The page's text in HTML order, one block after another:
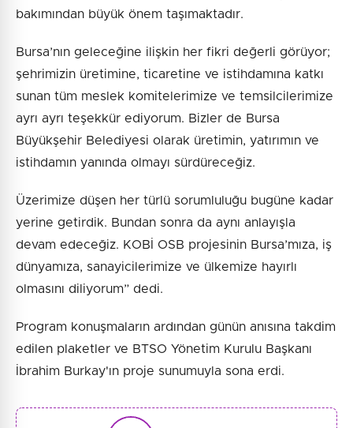
bakımından büyük önem taşımaktadır.
Bursa’nın geleceğine ilişkin her fikri değerli görüyor;
şehrimizin üretimine, ticaretine ve istihdamına katkı
sunan tüm meslek komitelerimize ve temsilcilerimize
ayrı ayrı teşekkür ediyorum. Bizler de Bursa
Büyükşehir Belediyesi olarak üretimin, yatırımın ve
istihdamın yanında olmayı sürdüreceğiz.
Üzerimize düşen her türlü sorumluluğu bugüne kadar
yerine getirdik. Bundan sonra da aynı anlayışla
devam edeceğiz. KOBİ OSB projesinin Bursa’mıza, iş
dünyamıza, sanayicilerimize ve ülkemize hayırlı
olmasını diliyorum” dedi.
Program konuşmaların ardından günün anısına takdim
edilen plaketler ve BTSO Yönetim Kurulu Başkanı
İbrahim Burkay'ın proje sunumuyla sona erdi.